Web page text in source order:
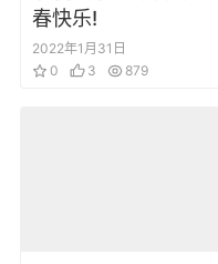
春快乐!
2022年1月31日
0
3 879